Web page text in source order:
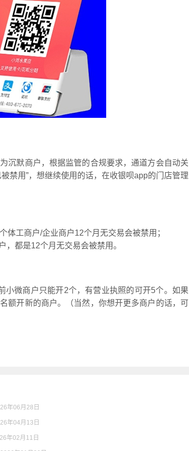
沉默商户，根据监管的合规要求，通道方会自动关
禁用”，想继续使用的话，在收银呗app的门店管理
体工商户/企业商户12个月无交易会被禁用；
，都是12个月无交易会被禁用。
小微商户只能开2个，有营业执照的可开5个。如果
额开新的商户。（当然，你想开更多商户的话，可
年06月28日
年04月13日
年02月11日